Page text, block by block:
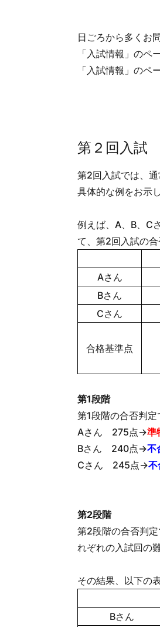
日ごろから多くお
「入試情報」のペ
「入試情報」のペ
第２回入試
第2回入試では、
具体的な例をお示
例えば、A、B、C
て、第2回入試の合
Aさん
Bさん
Cさん
合格基準点
第1段階
第1段階の合否判定
Aさん 275点→準
Bさん 240点→不
Cさん 245点→不
第2段階
第2段階の合否判
れぞれの入試回の
その結果、以下の
Bさん